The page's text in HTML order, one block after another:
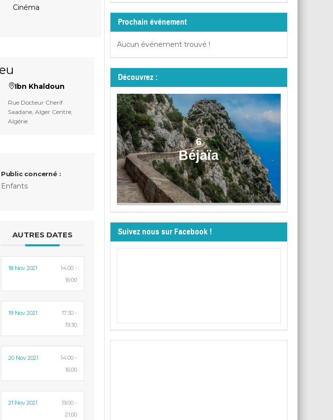
Cinéma
Ibn Khaldoun
Rue Docteur Cherif
Saadane, Alger Centre,
Algérie
Public concerné :
Enfants
AUTRES DATES
18 Nov 2021
14:00 -
16:00
19 Nov 2021
17:30 -
19:30
20 Nov 2021
14:00 -
16:00
21 Nov 2021
19:00 -
21:00
Prochain événement
Aucun événement trouvé !
Découvrez :
6
Béjaïa
Suivez nous sur Facebook !